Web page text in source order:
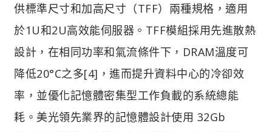
供標準尺寸和加高尺寸（TFF）兩種規格，適用
於1U和2U高效能伺服器。TFF模組採用先進散熱
設計，在相同功率和氣流條件下，DRAM溫度可
降低20°C之多[4]，進而提升資料中心的冷卻效
率，並優化記憶體密集型工作負載的系統總能
耗。美光領先業界的記憶體設計使用 32Gb